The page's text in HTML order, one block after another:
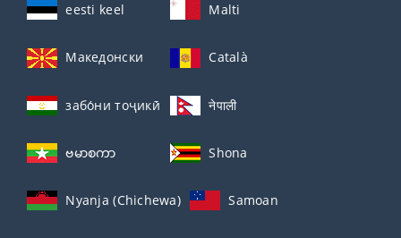
eesti keel Malti
Македонски Català
забо́ни тоҷикӣ́ नेपाली
ဗမာစကာ Shona
Nyanja (Chichewa) Samoan